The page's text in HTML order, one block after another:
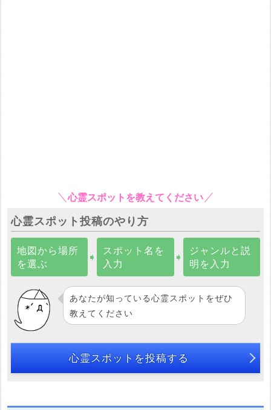
心霊スポットを教えてください
心霊スポット投稿のやり方
地図から場所
を選ぶ
➧
スポット名を
入力
➧
ジャンルと説
明を入力
あなたが知っている心霊スポットをぜひ
教えてください
心霊スポットを投稿する